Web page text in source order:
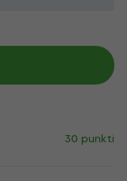
30 punkti